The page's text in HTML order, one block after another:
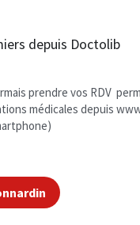
depuis Doctolib
prendre vos RDV
médicales depuis